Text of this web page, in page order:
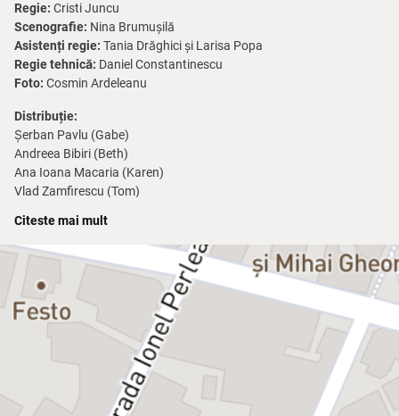
Regie: Cristi Juncu
Scenografie: Nina Brumușilă
Asistenți regie: Tania Drăghici și Larisa Popa
Regie tehnică: Daniel Constantinescu
Foto: Cosmin Ardeleanu
Distribuție:
Șerban Pavlu (Gabe)
Andreea Bibiri (Beth)
Ana Ioana Macaria (Karen)
Vlad Zamfirescu (Tom)
Spectacolul se adresează publicului cu vârsta de peste 16 ani.
Spectacolul conține scene cu limbaj licențios.
Câștigătoare a premiului Pulitzer pentru dramaturgie în 2000, Cină
cu prieteni
este o capodoperă modernă care analizează viețile a
două cupluri și implicațiile pe care un divorț le va avea asupra
prieteniei dintre cei patru protagoniști. Margulies este un fin
observator al lucrurilor obișnuite ale vieții, cu slăbiciunile ei – lucruri
ce devin inedite, grație modului remarcabil în care sunt prezentate
de autor. Textul, plin de umor, căldură și înțelepciune, atrage prin
limbajul impecabil – folosind un ton, când amuzant, când dulce-
Citeste mai mult